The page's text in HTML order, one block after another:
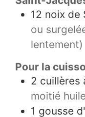
12 noix de
ou
lentement)
Pour la
2 cuillères
moitié
1 gousse